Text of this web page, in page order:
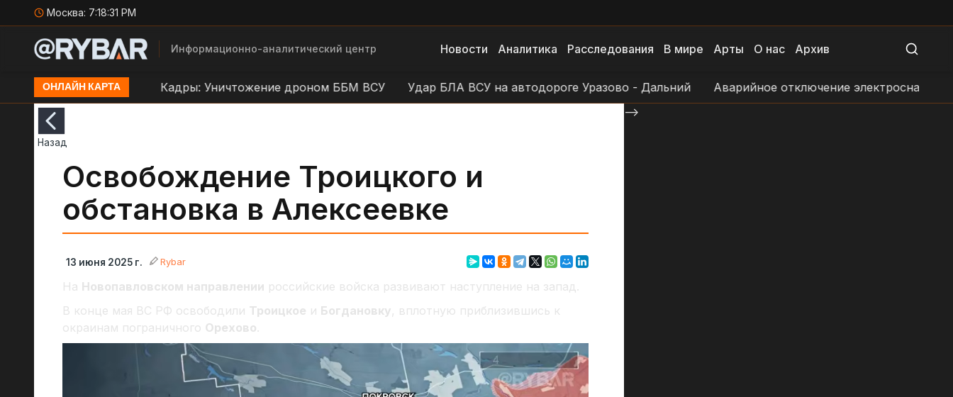
Москва: 7:18:32 PM
Информационно-аналитический центр Новости Аналитика Расследования В мире Арты О нас Архив
ОНЛАЙН КАРТА
ВСУ в Орехове Кадры: Уничтожение дроном ББМ ВСУ Удар БЛА ВСУ на автодороге Уразово - Дальний Аварийное отключение электроснабжения в
Назад
Освобождение Троицкого и
обстановка в Алексеевке
13 июня 2025 г. Rybar
На Новопавловском направлении российские войска развивают наступление на запад.
В конце мая ВС РФ освободили Троицкое и Богдановку, вплотную приблизившись к
окраинам пограничного Орехово.
-->